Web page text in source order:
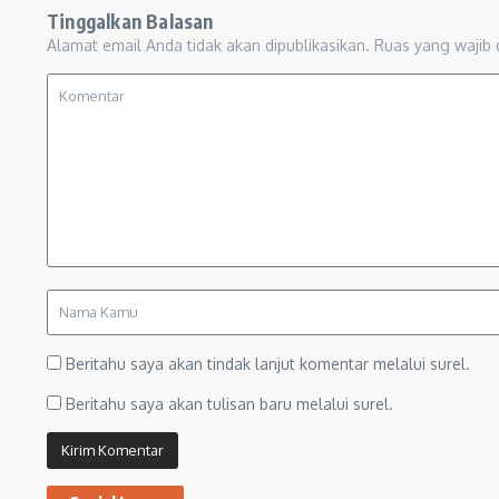
Tinggalkan Balasan
Alamat email Anda tidak akan dipublikasikan. Ruas yang wajib
Beritahu saya akan tindak lanjut komentar melalui surel.
Beritahu saya akan tulisan baru melalui surel.